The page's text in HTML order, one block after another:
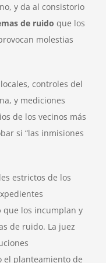
y da al consistorio
de ruido que los
molestias
controles del
y mediciones
de los vecinos más
si “las inmisiones
estrictos de los
que los incumplan y
de ruido. La juez
planteamiento de